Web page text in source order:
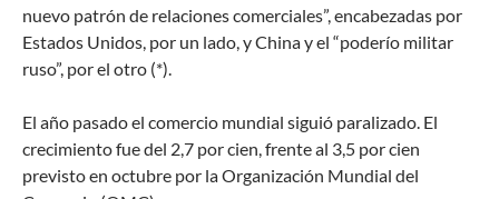
nuevo patrón de relaciones comerciales”, encabezadas por
Estados Unidos, por un lado, y China y el “poderío militar
ruso”, por el otro (*).
El año pasado el comercio mundial siguió paralizado. El
crecimiento fue del 2,7 por cien, frente al 3,5 por cien
previsto en octubre por la Organización Mundial del